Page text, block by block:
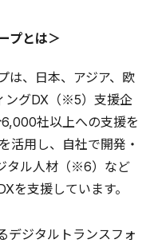
プとは＞
は、日本、アジア、欧
ングDX（※5）支援企
社以上への支援を
活用し、自社で開発・
タル人材（※6）など
を支援しています。
デジタルトランスフォ